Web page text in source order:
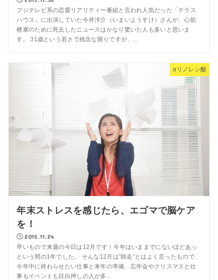
フジテレビ系の恋愛リアリティー番組と言われ人気だった「テラス
ハウス」に出演していた今井洋介（いまいようすけ）さんが、心筋
梗塞のために死去したニュースはかなり驚いた人も多いと思いま
す。 31歳という若さで残念な限りですが、...
αリノレン酸
年末ストレスを感じたら、エゴマで脳ケア
を！
2015.11.24
早いもので来週の今日は12月です！今年はいままでにないほどあっ
という間の1年でした。 そんな12月は”師走”とはよく言ったもので、
今年中に終わらせたい仕事と来年の準備、忘年会やクリスマスと仕
事もイベントも目白押しの人が多...